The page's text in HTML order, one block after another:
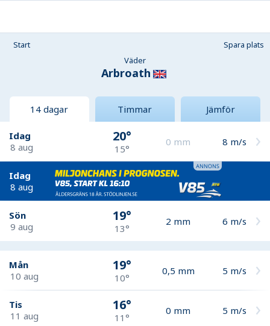
Start
Spara plats
Väder
Arbroath
14 dagar Timmar Jämför
Idag
8 aug
20°
15°
0 mm 8 m/s
Idag
8 aug
Sön
9 aug
19°
13°
2 mm 6 m/s
Mån
10 aug
19°
10°
0,5 mm 5 m/s
Tis
11 aug
16°
11°
0 mm 5 m/s